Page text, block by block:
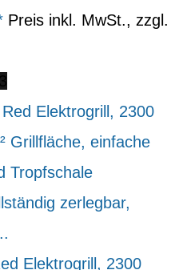
Preis inkl. MwSt., zzgl.
Elektrogrill, 2300